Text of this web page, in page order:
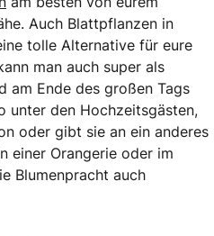
Auch Blattpflanzen in
tolle Alternative für eure
man auch super als
am Ende des großen Tags
unter den Hochzeitsgästen,
oder gibt sie an ein anderes
einer Orangerie oder im
Blumenpracht auch